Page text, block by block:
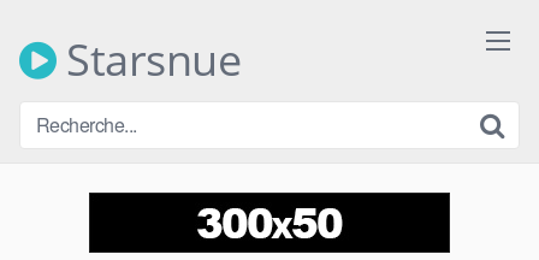
contentStarsnue